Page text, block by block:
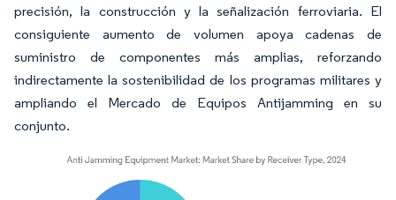
precisión, la construcción y la señalización ferroviaria. El
consiguiente aumento de volumen apoya cadenas de
suministro de componentes más amplias, reforzando
indirectamente la sostenibilidad de los programas militares y
ampliando el Mercado de Equipos Antijamming en su
conjunto.